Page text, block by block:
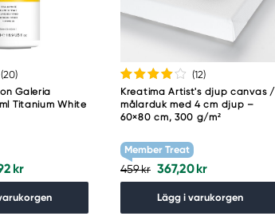
(20)
Galeria
Titanium White
kr
(12)
Kreatima Artist's djup canvas /
målarduk med 4 cm djup –
60×80 cm, 300 g/m²
Member Treat
459 kr 367,20 kr
Lägg i varukorgen